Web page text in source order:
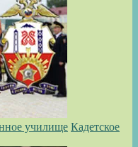
училище Кадетское